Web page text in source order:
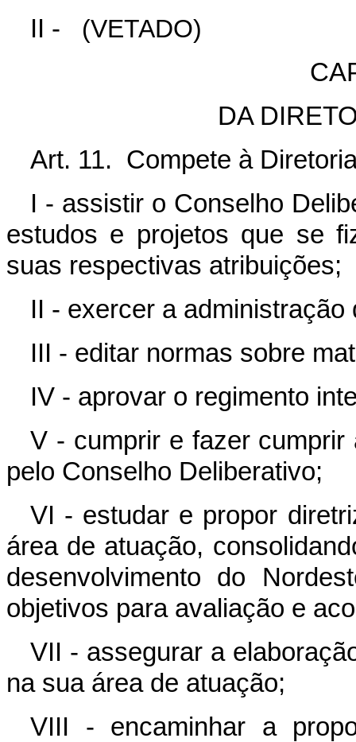
II -
(VETADO)
DA
Art. 11. Compete à
I - assistir o Conselho
estudos e projetos que se
suas respectivas atribuições;
II - exercer a administração
III - editar normas sobre
IV - aprovar o regimento
V - cumprir e fazer
pelo Conselho Deliberativo;
VI - estudar e propor
área de atuação,
desenvolvimento do
objetivos para avaliação e
VII - assegurar a
na sua área de atuação;
VIII - encaminhar a